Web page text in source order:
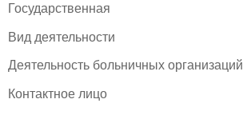
Государственная
Вид деятельности
Деятельность больничных организаций
Контактное лицо